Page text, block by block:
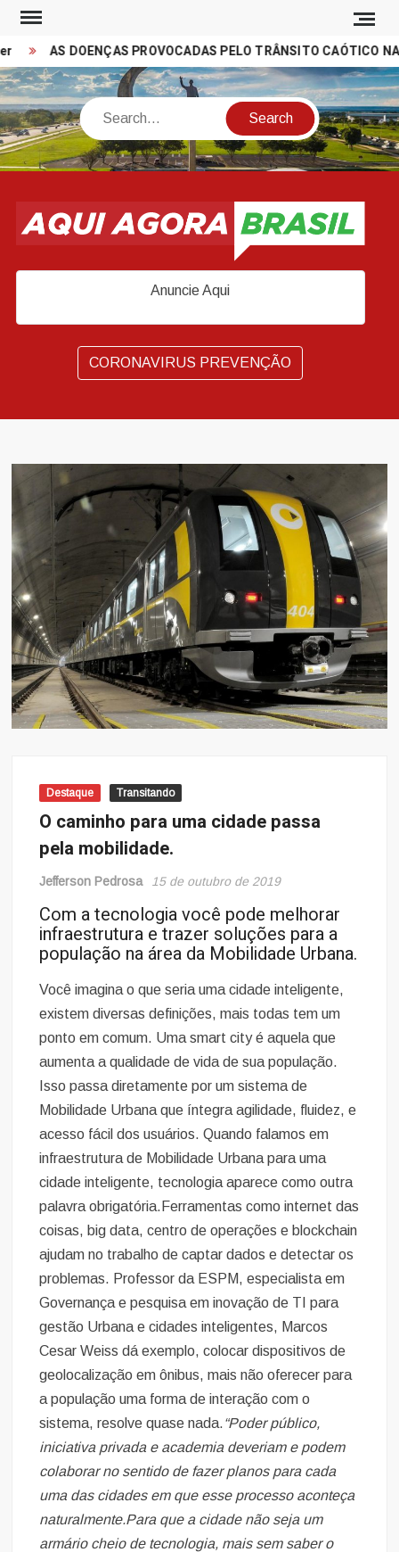
Skip
contentAS DOENÇAS PROVOCADAS PELO TRÂNSITO CAÓTICO NAS
Search
Anuncie Aqui
CORONAVIRUS PREVENÇÃO
Destaque Transitando
O caminho para uma cidade passa
pela mobilidade.
Jefferson Pedrosa 15 de outubro de 2019
Com a tecnologia você pode melhorar
infraestrutura e trazer soluções para a
população na área da Mobilidade Urbana.
Você imagina o que seria uma cidade inteligente,
existem diversas definições, mais todas tem um
ponto em comum. Uma smart city é aquela que
aumenta a qualidade de vida de sua população.
Isso passa diretamente por um sistema de
Mobilidade Urbana que íntegra agilidade, fluidez, e
acesso fácil dos usuários. Quando falamos em
infraestrutura de Mobilidade Urbana para uma
cidade inteligente, tecnologia aparece como outra
palavra obrigatória.Ferramentas como internet das
coisas, big data, centro de operações e blockchain
ajudam no trabalho de captar dados e detectar os
problemas. Professor da ESPM, especialista em
Governança e pesquisa em inovação de TI para
gestão Urbana e cidades inteligentes, Marcos
Cesar Weiss dá exemplo, colocar dispositivos de
geolocalização em ônibus, mais não oferecer para
a população uma forma de interação com o
sistema, resolve quase nada.“Poder público,
iniciativa privada e academia deveriam e podem
colaborar no sentido de fazer planos para cada
uma das cidades em que esse processo aconteça
naturalmente.Para que a cidade não seja um
armário cheio de tecnologia, mais sem saber o